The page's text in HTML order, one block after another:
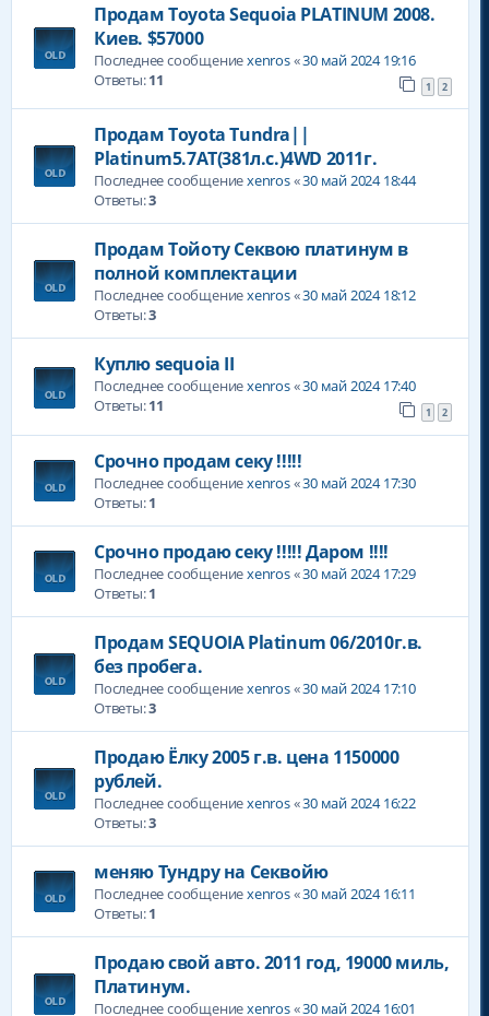
Продам Toyota Sequoia PLATINUM 2008.
Киев. $57000
Последнее сообщениеxenros«30 май 2024 19:16
Ответы:11 1 2
Продам Toyota Tundra||
Platinum5.7AT(381л.с.)4WD 2011г.
Последнее сообщениеxenros«30 май 2024 18:44
Ответы:3
Продам Тойоту Секвою платинум в
полной комплектации
Последнее сообщениеxenros«30 май 2024 18:12
Ответы:3
Куплю sequoia II
Последнее сообщениеxenros«30 май 2024 17:40
Ответы:11 1 2
Срочно продам секу !!!!!
Последнее сообщениеxenros«30 май 2024 17:30
Ответы:1
Срочно продаю секу !!!!! Даром !!!!
Последнее сообщениеxenros«30 май 2024 17:29
Ответы:1
Продам SEQUOIA Platinum 06/2010г.в.
без пробега.
Последнее сообщениеxenros«30 май 2024 17:10
Ответы:3
Продаю Ёлку 2005 г.в. цена 1150000
рублей.
Последнее сообщениеxenros«30 май 2024 16:22
Ответы:3
меняю Тундру на Секвойю
Последнее сообщениеxenros«30 май 2024 16:11
Ответы:1
Продаю свой авто. 2011 год, 19000 миль,
Платинум.
Последнее сообщениеxenros«30 май 2024 16:01